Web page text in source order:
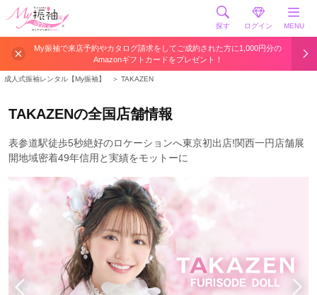
探す ログイン MENU
My振袖で来店予約やカタログ請求をしてご成約された方に1,000円分の
Amazonギフトカードをプレゼント！
成人式振袖レンタル【My振袖】 ＞ TAKAZEN
TAKAZENの全国店舗情報
表参道駅徒歩5秒絶好のロケーションへ東京初出店!関西一円店舗展
開地域密着49年信用と実績をモットーに